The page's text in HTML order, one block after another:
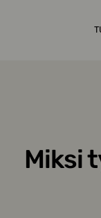
Miksi